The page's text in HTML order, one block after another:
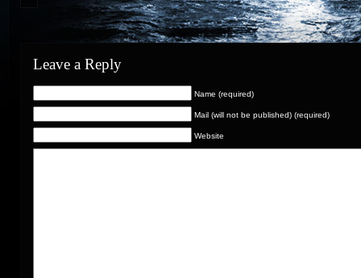
Leave a Reply
Name (required)
Mail (will not be published) (required)
Website